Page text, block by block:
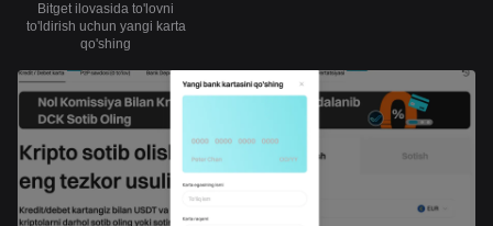
Bitget ilovasida to'lovni
to'ldirish uchun yangi karta
qo'shing